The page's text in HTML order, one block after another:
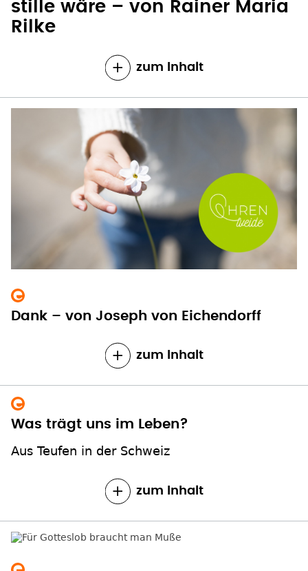
stille wäre – von Rainer Maria
Rilke
zum Inhalt
Dank – von Joseph von Eichendorff
zum Inhalt
Was trägt uns im Leben?
Aus Teufen in der Schweiz
zum Inhalt